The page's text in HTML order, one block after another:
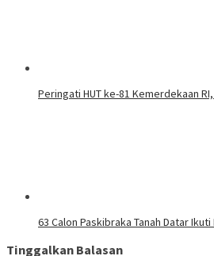
Peringati HUT ke-81 Kemerdekaan
63 Calon Paskibraka Tanah Datar
Tinggalkan Balasan